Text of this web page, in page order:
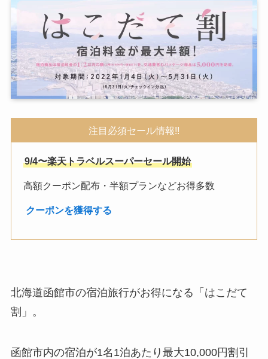
注目必須セール情報!!
9/4〜楽天トラベルスーパーセール開始
高額クーポン配布・半額プランなどお得多数
クーポンを獲得する
北海道函館市の宿泊旅行がお得になる「はこだて
割」。
函館市内の宿泊が1名1泊あたり最大10,000円割引